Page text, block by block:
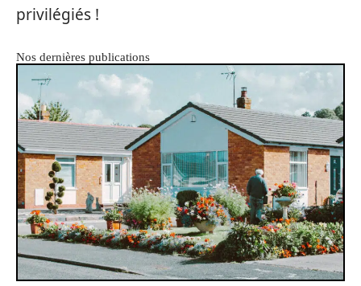
privilégiés !
Nos dernières publications